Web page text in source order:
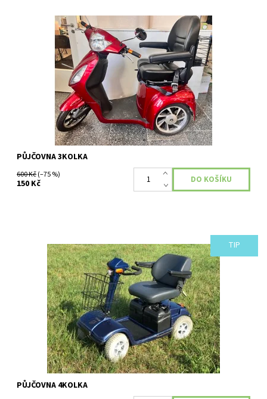
Tříkolový vozík Jednoduché ovládání, nabíječka, košík,
Připraven a seřízen. Cena je za den, víkend 750 Kč pátek pondělí.
Dostupnost:
Skladem
278
PŮJČOVNA 3KOLKA
600 Kč(–75 %)
150 Kč
TIP
Čtyřkolový vozík Jednoduché ovládání, nabíječka, košík, otočná
sedačka, Připraven a seřízen. Cena je za den, víkend 750 Kč
pátek - pondělí.
Dostupnost:
Skladem
275
PŮJČOVNA 4KOLKA